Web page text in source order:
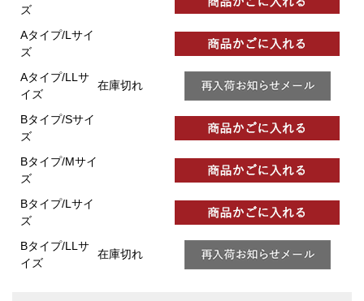
ズ
Aタイプ/Lサイ
ズ
Aタイプ/LLサ
イズ
在庫切れ
Bタイプ/Sサイ
ズ
Bタイプ/Mサイ
ズ
Bタイプ/Lサイ
ズ
Bタイプ/LLサ
イズ
在庫切れ